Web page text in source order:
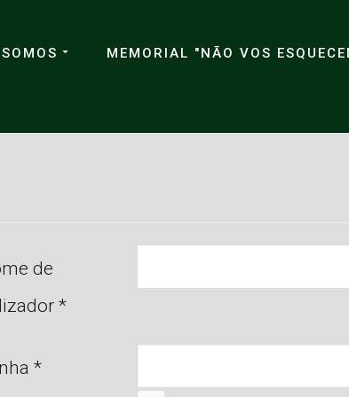
MEMORIAL "NÃO VOS
de
*
*